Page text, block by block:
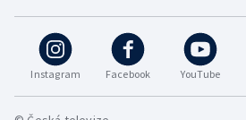
Instagram Facebook YouTube